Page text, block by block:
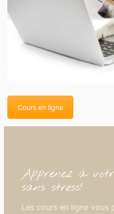
Cours en ligne
Apprenez à
sans stress!
Les cours en ligne vous